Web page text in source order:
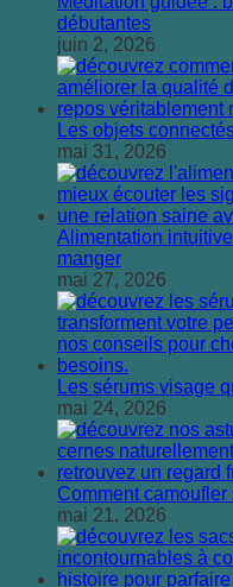
débutantes
juin 2, 2026
Les objets
mai 31, 2026
Alimentation
manger
mai 27, 2026
Les sérums visage
mai 24, 2026
Comment
mai 21, 2026